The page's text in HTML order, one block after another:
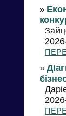
»
»